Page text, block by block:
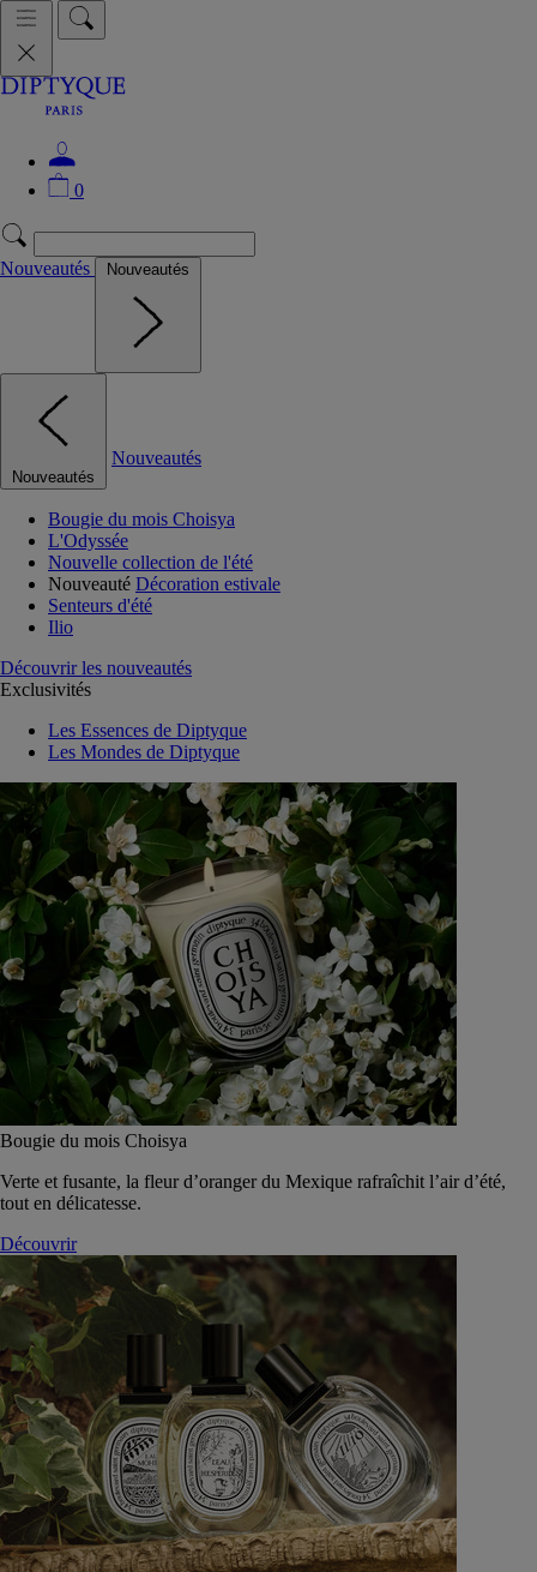
0
Nouveautés Nouveautés
Nouveautés
Nouveautés
Bougie du mois Choisya
L'Odyssée
Nouvelle collection de l'été
Nouveauté Décoration estivale
Senteurs d'été
Ilio
Découvrir les nouveautés
Exclusivités
Les Essences de Diptyque
Les Mondes de Diptyque
Bougie du mois Choisya
Verte et fusante, la fleur d’oranger du Mexique rafraîchit l’air d’été,
tout en délicatesse.
Découvrir